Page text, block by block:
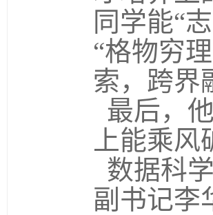
同学能“
“格物穷
索，跨界
最后，
上能乘
数据科
副书记李